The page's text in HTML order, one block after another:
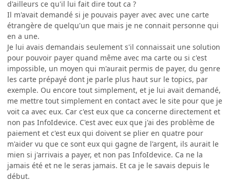
d'ailleurs ce qu'il lui fait dire tout ca ?
Il m'avait demandé si je pouvais payer avec avec une carte
étrangère de quelqu'un que mais je ne connait personne qui
en a une.
Je lui avais demandais seulement s'il connaissait une solution
pour pouvoir payer quand même avec ma carte ou si c'est
impossible, un moyen qui m'aurait permis de payer, du genre
les carte prépayé dont je parle plus haut sur le topics, par
exemple. Ou encore tout simplement, et je lui avait demandé,
me mettre tout simplement en contact avec le site pour que je
voit ca avec eux. Car c'est eux que ca concerne directement et
non pas InfoIdevice. C'est avec eux que j'ai des problème de
paiement et c'est eux qui doivent se plier en quatre pour
m'aider vu que ce sont eux qui gagne de l'argent, ils aurait le
mien si j'arrivais a payer, et non pas InfoIdevice. Ca ne la
jamais été et ne le seras jamais. Et ca je le savais depuis le
début.